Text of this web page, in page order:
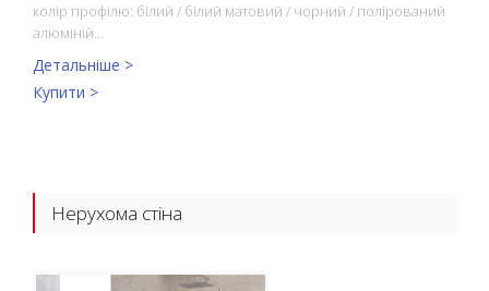
колір профілю: білий / білий матовий / чорний / полірований
алюміній…
Детальніше >
Купити >
Нерухома стіна